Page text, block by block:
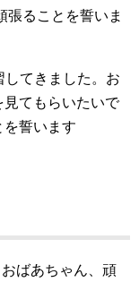
張ることを誓いま
してきました。お
てもらいたいで
誓います
ばあちゃん、頑